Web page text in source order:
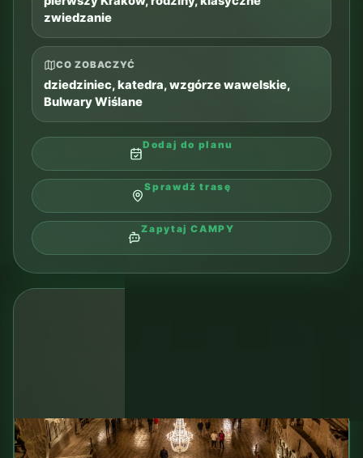
Dolina Prądnika, Brama Krakowska, zamek w
Zapytaj CAMPY
ZAKOPANE